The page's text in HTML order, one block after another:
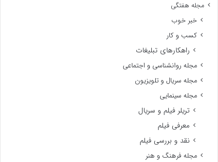
مجله هفتگی
خبر خوب
کسب و کار
راهکارهای تبلیغات
مجله روانشناسی و اجتماعی
مجله سریال و تلویزیون
مجله سینمایی
تریلر فیلم و سریال
معرفی فیلم
نقد و بررسی فیلم
مجله فرهنگ و هنر